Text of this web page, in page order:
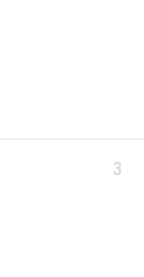
3